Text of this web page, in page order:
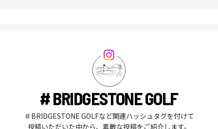
# BRIDGESTONE GOLF
＃BRIDGESTONE GOLFなど関連ハッシュタグを付けて
投稿いただいた中から、素敵な投稿をご紹介します。